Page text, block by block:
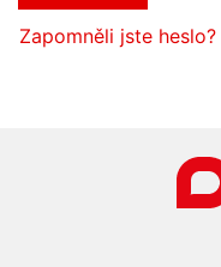
Zapomněli jste heslo?